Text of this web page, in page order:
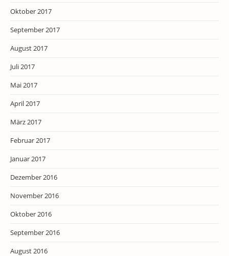
Oktober 2017
September 2017
August 2017
Juli 2017
Mai 2017
April 2017
März 2017
Februar 2017
Januar 2017
Dezember 2016
November 2016
Oktober 2016
September 2016
August 2016